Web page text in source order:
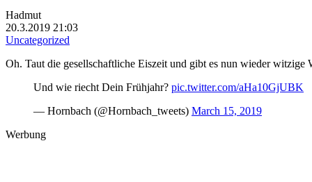
Hadmut
20.3.2019 21:03
Uncategorized
Oh. Taut die gesellschaftliche Eiszeit und gibt es nun wieder witzige
Und wie riecht Dein Frühjahr? pic.twitter.com/aHa10GjUBK
— Hornbach (@Hornbach_tweets) March 15, 2019
Werbung